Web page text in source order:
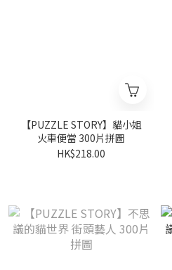
【PUZZLE STORY】貓小姐
火車便當 300片拼圖
HK$218.00